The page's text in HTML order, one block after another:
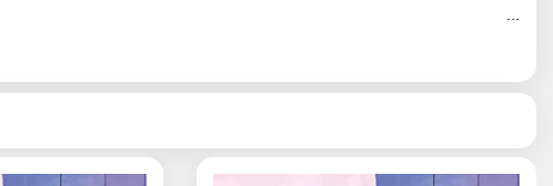
...